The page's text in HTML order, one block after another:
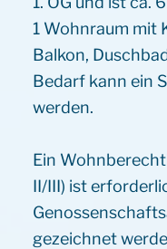
1 Wohnraum mit
Balkon,
Bedarf kann ein
werden.
Ein
II/III) ist
gezeichnet